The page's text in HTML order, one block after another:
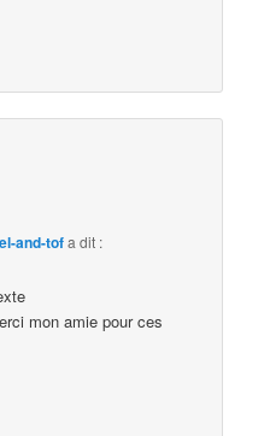
and-tofa dit :
mon amie pour ces